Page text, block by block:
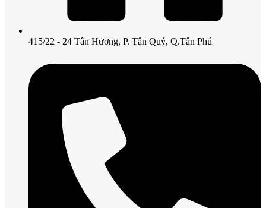
415/22 - 24 Tân Hương, P. Tân Quý, Q.Tân Phú